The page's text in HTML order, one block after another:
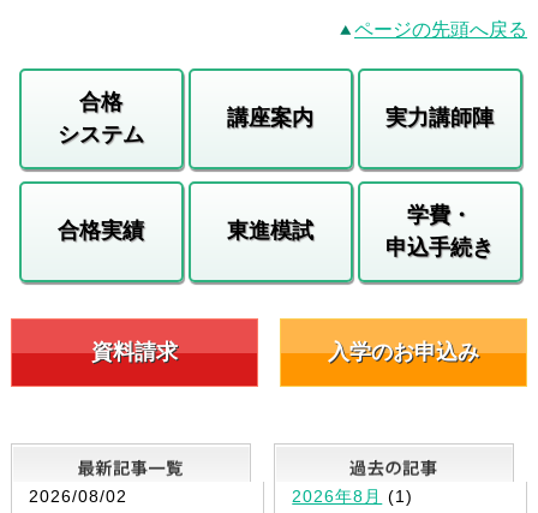
ページの先頭へ戻る
合格
システム
講座案内 実力講師陣
合格実績 東進模試
学費・
申込手続き
資料請求 入学のお申込み
最新記事一覧
2026/08/02
2026年8月 (1)